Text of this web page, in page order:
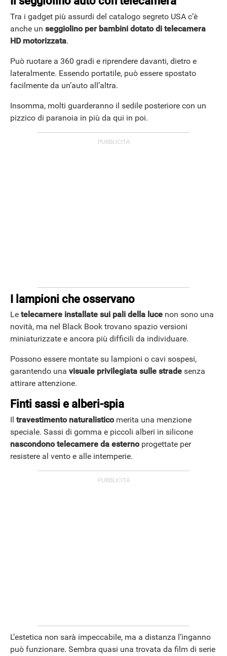
Tra i gadget più assurdi del catalogo segreto USA c’è
anche un seggiolino per bambini dotato di telecamera
HD motorizzata.
Può ruotare a 360 gradi e riprendere davanti, dietro e
lateralmente. Essendo portatile, può essere spostato
facilmente da un’auto all’altra.
Insomma, molti guarderanno il sedile posteriore con un
pizzico di paranoia in più da qui in poi.
I lampioni che osservano
Le telecamere installate sui pali della luce non sono una
novità, ma nel Black Book trovano spazio versioni
miniaturizzate e ancora più difficili da individuare.
Possono essere montate su lampioni o cavi sospesi,
garantendo una visuale privilegiata sulle strade senza
attirare attenzione.
Finti sassi e alberi-spia
Il travestimento naturalisticomerita una menzione
speciale. Sassi di gomma e piccoli alberi in silicone
nascondono telecamere da esternoprogettate per
resistere al vento e alle intemperie.
L’estetica non sarà impeccabile, ma a distanza l’inganno
può funzionare. Sembra quasi una trovata da film di serie